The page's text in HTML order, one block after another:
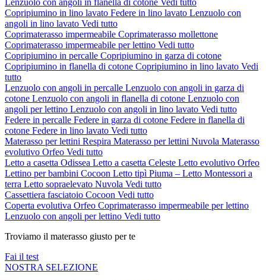
Lenzuolo con angoli in flanella di cotone Vedi tutto
Copripiumino in lino lavato Federe in lino lavato Lenzuolo con
angoli in lino lavato Vedi tutto
Coprimaterasso impermeabile Coprimaterasso mollettone
Coprimaterasso impermeabile per lettino Vedi tutto
Copripiumino in percalle Copripiumino in garza di cotone
Copripiumino in flanella di cotone Copripiumino in lino lavato Vedi
tutto
Lenzuolo con angoli in percalle Lenzuolo con angoli in garza di
cotone Lenzuolo con angoli in flanella di cotone Lenzuolo con
angoli per lettino Lenzuolo con angoli in lino lavato Vedi tutto
Federe in percalle Federe in garza di cotone Federe in flanella di
cotone Federe in lino lavato Vedi tutto
Materasso per lettini Respira Materasso per lettini Nuvola Materasso
evolutivo Orfeo Vedi tutto
Letto a casetta Odissea Letto a casetta Celeste Letto evolutivo Orfeo
Lettino per bambini Cocoon Letto tipì Piuma – Letto Montessori a
terra Letto sopraelevato Nuvola Vedi tutto
Cassettiera fasciatoio Cocoon Vedi tutto
Coperta evolutiva Orfeo Coprimaterasso impermeabile per lettino
Lenzuolo con angoli per lettino Vedi tutto
Troviamo il materasso giusto per te
Fai il test
NOSTRA SELEZIONE